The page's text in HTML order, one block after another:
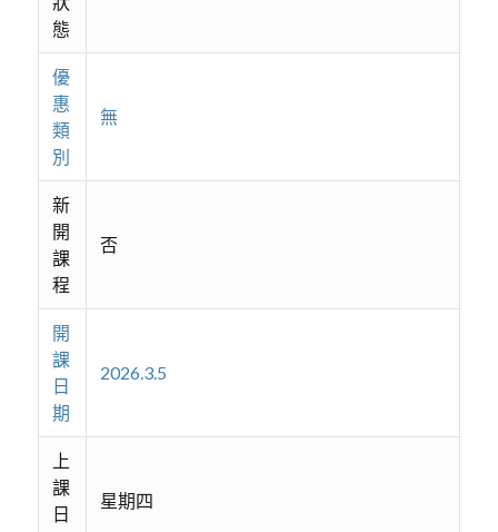
態
優
惠
類
別
無
新
開
課
程
否
開
課
日
期
2026.3.5
上
課
日
星期四